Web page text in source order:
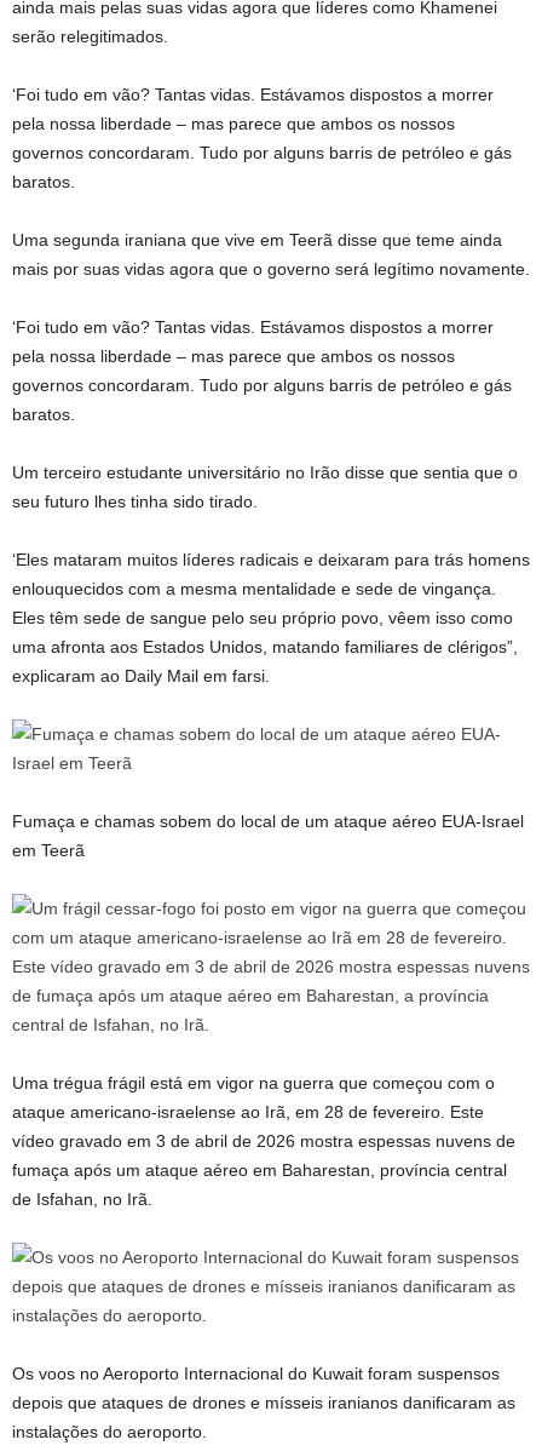
ainda mais pelas suas vidas agora que líderes como Khamenei
serão relegitimados.
‘Foi tudo em vão? Tantas vidas. Estávamos dispostos a morrer
pela nossa liberdade – mas parece que ambos os nossos
governos concordaram. Tudo por alguns barris de petróleo e gás
baratos.
Uma segunda iraniana que vive em Teerã disse que teme ainda
mais por suas vidas agora que o governo será legítimo novamente.
‘Foi tudo em vão? Tantas vidas. Estávamos dispostos a morrer
pela nossa liberdade – mas parece que ambos os nossos
governos concordaram. Tudo por alguns barris de petróleo e gás
baratos.
Um terceiro estudante universitário no Irão disse que sentia que o
seu futuro lhes tinha sido tirado.
‘Eles mataram muitos líderes radicais e deixaram para trás homens
enlouquecidos com a mesma mentalidade e sede de vingança.
Eles têm sede de sangue pelo seu próprio povo, vêem isso como
uma afronta aos Estados Unidos, matando familiares de clérigos”,
explicaram ao Daily Mail em farsi.
Fumaça e chamas sobem do local de um ataque aéreo EUA-Israel
em Teerã
Uma trégua frágil está em vigor na guerra que começou com o
ataque americano-israelense ao Irã, em 28 de fevereiro. Este
vídeo gravado em 3 de abril de 2026 mostra espessas nuvens de
fumaça após um ataque aéreo em Baharestan, província central
de Isfahan, no Irã.
Os voos no Aeroporto Internacional do Kuwait foram suspensos
depois que ataques de drones e mísseis iranianos danificaram as
instalações do aeroporto.